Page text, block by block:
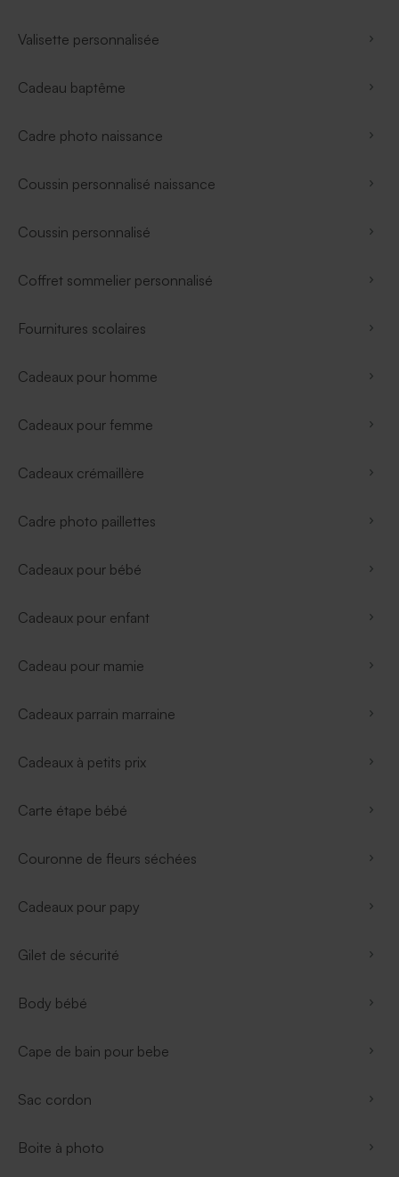
Valisette personnalisée
Cadeau baptême
Cadre photo naissance
Coussin personnalisé naissance
Coussin personnalisé
Coffret sommelier personnalisé
Fournitures scolaires
Cadeaux pour homme
Cadeaux pour femme
Cadeaux crémaillère
Cadre photo paillettes
Cadeaux pour bébé
Cadeaux pour enfant
Cadeau pour mamie
Cadeaux parrain marraine
Cadeaux à petits prix
Carte étape bébé
Couronne de fleurs séchées
Cadeaux pour papy
Gilet de sécurité
Body bébé
Cape de bain pour bebe
Sac cordon
Boite à photo